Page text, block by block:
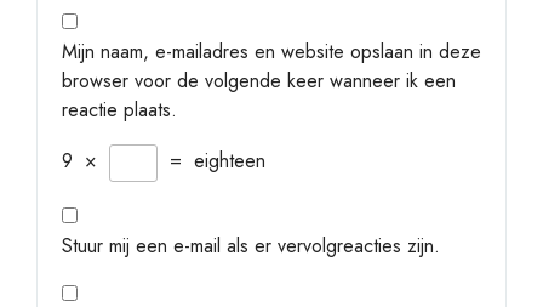
Mijn naam, e-mailadres en website opslaan in deze
browser voor de volgende keer wanneer ik een
reactie plaats.
9 × = eighteen
Stuur mij een e-mail als er vervolgreacties zijn.